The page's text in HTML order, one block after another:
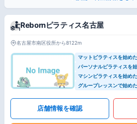
Rebornピラティス名古屋
名古屋市南区役所から8122m
マットピラティスを始め
パーソナルピラティスを
マシンピラティスを始め
グループレッスンで始め
店舗情報を確認